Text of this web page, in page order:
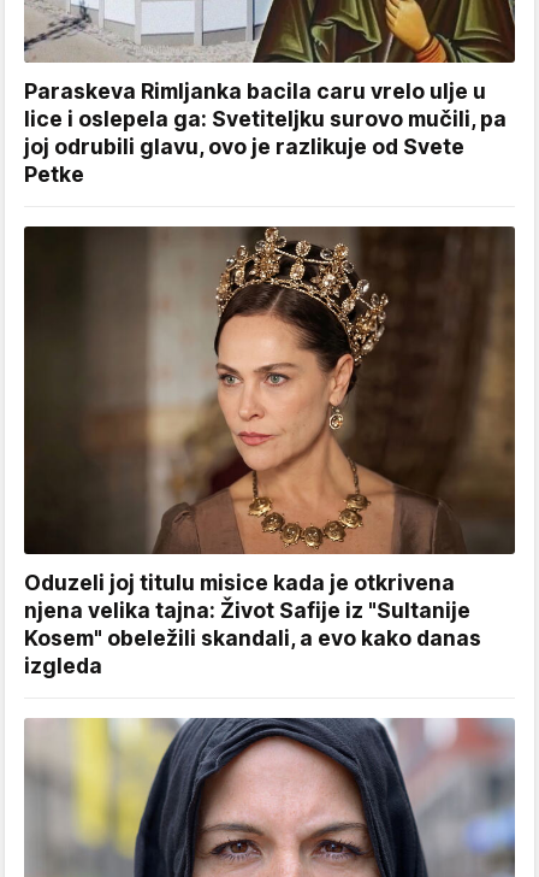
Paraskeva Rimljanka bacila caru vrelo ulje u
lice i oslepela ga: Svetiteljku surovo mučili, pa
joj odrubili glavu, ovo je razlikuje od Svete
Petke
Oduzeli joj titulu misice kada je otkrivena
njena velika tajna: Život Safije iz "Sultanije
Kosem" obeležili skandali, a evo kako danas
izgleda